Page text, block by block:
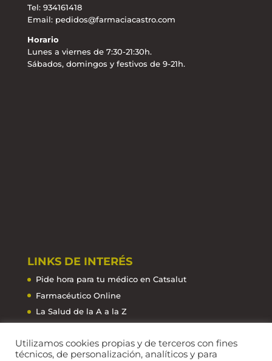
Tel: 934161418
Email: pedidos@farmaciacastro.com
Horario
Lunes a viernes de 7:30-21:30h.
Sábados, domingos y festivos de 9-21h.
LINKS DE INTERÉS
Pide hora para tu médico en Catsalut
Farmacéutico Online
La Salud de la A a la Z
Utilizamos cookies propias y de terceros con fines
técnicos, de personalización, analíticos y para